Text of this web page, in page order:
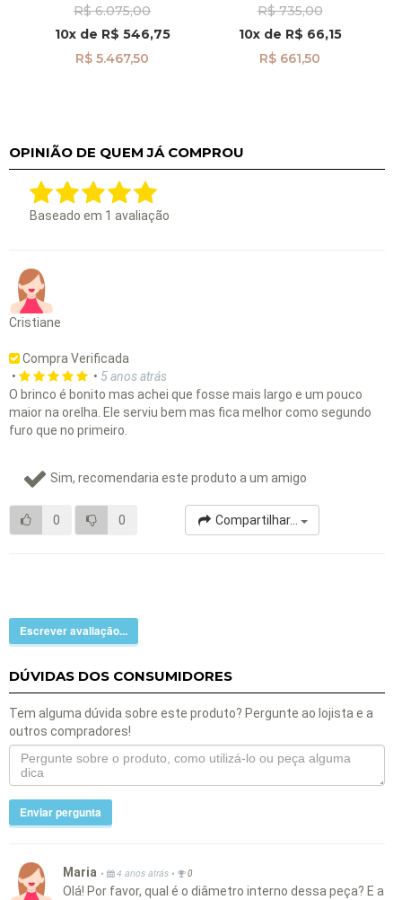
Zircônia br29470
R$ 6.075,00
10xde R$ 546,75
R$ 5.467,50
br25703
R$ 735,00
10xde R$ 66,15
R$ 661,50
OPINIÃO DE QUEM JÁ COMPROU
Baseado em 1 avaliação
Cristiane
Compra Verificada
•
• 5 anos atrás
O brinco é bonito mas achei que fosse mais largo e um pouco
maior na orelha. Ele serviu bem mas fica melhor como segundo
furo que no primeiro.
Sim, recomendaria este produto a um amigo
0 0 Compartilhar...
Escrever avaliação...
DÚVIDAS DOS CONSUMIDORES
Tem alguma dúvida sobre este produto? Pergunte ao lojista e a
outros compradores!
Enviar pergunta
Maria • 4 anos atrás • 0
Olá! Por favor, qual é o diâmetro interno dessa peça? E a